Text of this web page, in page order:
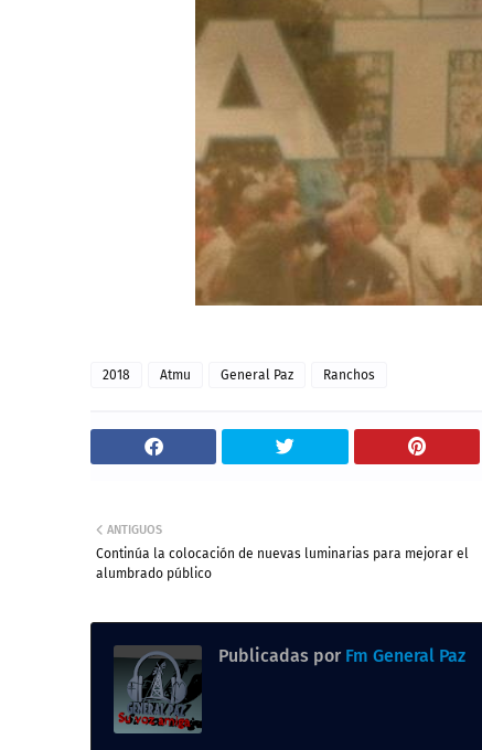
2018 Atmu General Paz Ranchos
ANTIGUOS
Continúa la colocación de nuevas luminarias para mejorar el
alumbrado público
Publicadas por Fm General Paz